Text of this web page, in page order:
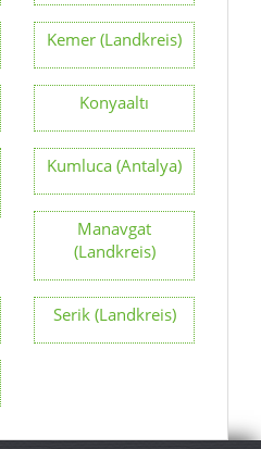
Kemer (Landkreis)
Konyaaltı
Kumluca (Antalya)
Manavgat
(Landkreis)
Serik (Landkreis)